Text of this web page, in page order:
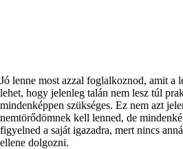
Jó lenne most azzal foglalkoznod, amit a
lehet, hogy jelenleg talán nem lesz túl
mindenképpen szükséges. Ez nem azt
nemtörődömnek kell lenned, de
figyelned a saját igazadra, mert nincs
ellene dolgozni.